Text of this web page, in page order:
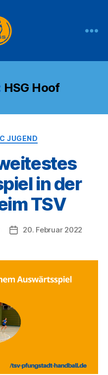
HSG Hoof
JUGEND
in der
TSV
Veröffentlichungsdatum
20. Februar 2022